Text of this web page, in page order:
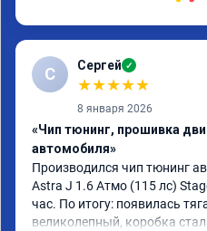
С Сергей ✓
★★★★★
8 января 2026
«Чип тюнинг, прошивка
автомобиля»
Производился чип тюнинг
Astra J 1.6 Атмо (115 лс)
час. По итогу: появилась
великолепный, коробка